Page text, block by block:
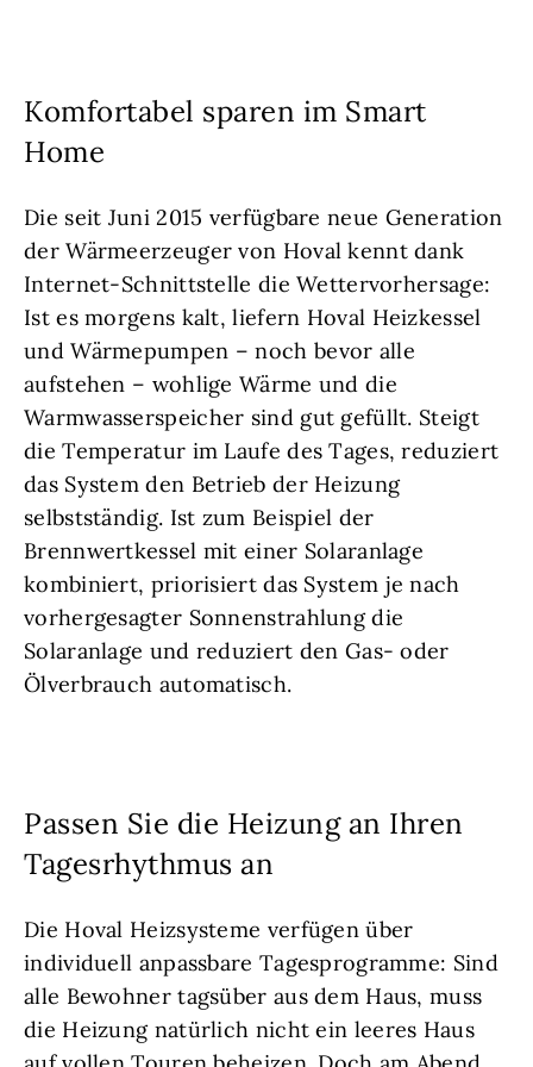
Komfortabel sparen im Smart
Home
Die seit Juni 2015 verfügbare neue Generation
der Wärmeerzeuger von Hoval kennt dank
Internet-Schnittstelle die Wettervorhersage:
Ist es morgens kalt, liefern Hoval Heizkessel
und Wärmepumpen – noch bevor alle
aufstehen – wohlige Wärme und die
Warmwasserspeicher sind gut gefüllt. Steigt
die Temperatur im Laufe des Tages, reduziert
das System den Betrieb der Heizung
selbstständig. Ist zum Beispiel der
Brennwertkessel mit einer Solaranlage
kombiniert, priorisiert das System je nach
vorhergesagter Sonnenstrahlung die
Solaranlage und reduziert den Gas- oder
Ölverbrauch automatisch.
Passen Sie die Heizung an Ihren
Tagesrhythmus an
Die Hoval Heizsysteme verfügen über
individuell anpassbare Tagesprogramme: Sind
alle Bewohner tagsüber aus dem Haus, muss
die Heizung natürlich nicht ein leeres Haus